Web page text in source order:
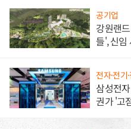
공기업
강원랜
들', 신임
전자·전기
삼성전
권가 '고